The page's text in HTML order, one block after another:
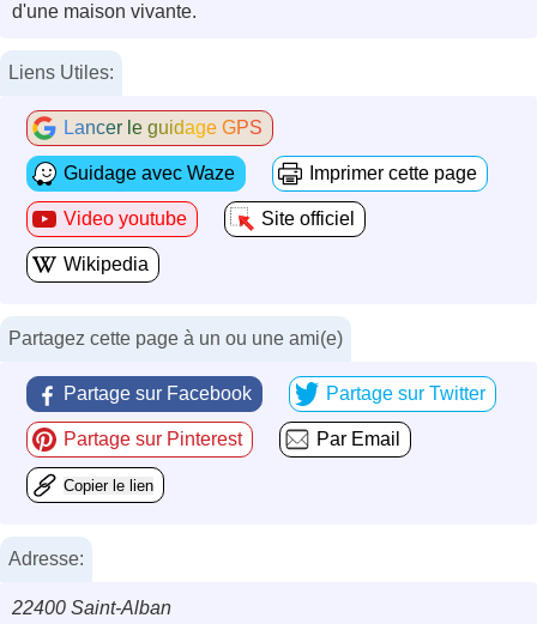
d'une maison vivante.
Liens Utiles:
Lancer le guidage GPS
Guidage avec Waze Imprimer cette page
Video youtube Site officiel
Wikipedia
Partagez cette page à un ou une ami(e)
Partage sur Facebook Partage sur Twitter
Partage sur Pinterest Par Email
Copier le lien
Adresse:
22400 Saint-Alban